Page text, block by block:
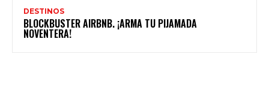
DESTINOS
BLOCKBUSTER AIRBNB. ¡ARMA TU PIJAMADA
NOVENTERA!